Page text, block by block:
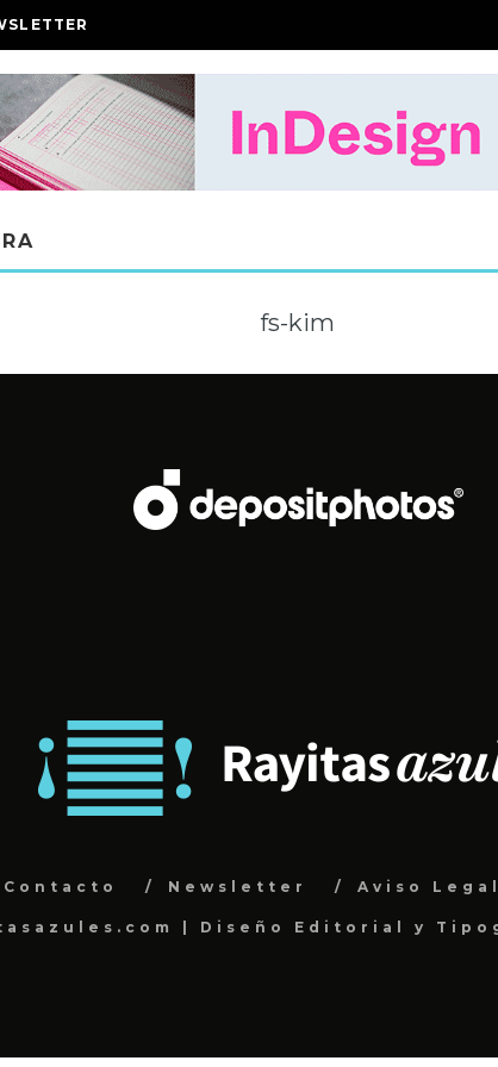
fs-kim
Contacto Newsletter Aviso
| Diseño Editorial y